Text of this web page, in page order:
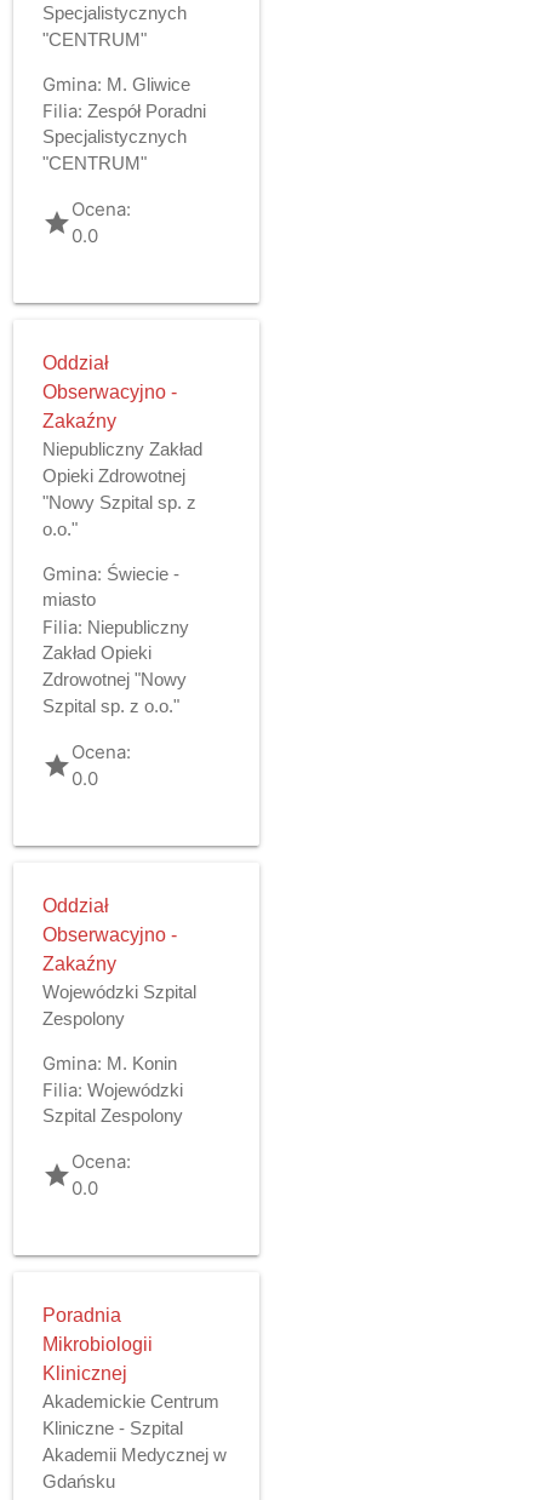
Specjalistycznych
"CENTRUM"
Gmina: M. Gliwice
Filia: Zespół Poradni
Specjalistycznych
"CENTRUM"
gradeOcena:
0.0
Oddział
Obserwacyjno -
Zakaźny
Niepubliczny Zakład
Opieki Zdrowotnej
"Nowy Szpital sp. z
o.o."
Gmina: Świecie -
miasto
Filia: Niepubliczny
Zakład Opieki
Zdrowotnej "Nowy
Szpital sp. z o.o."
gradeOcena:
0.0
Oddział
Obserwacyjno -
Zakaźny
Wojewódzki Szpital
Zespolony
Gmina: M. Konin
Filia: Wojewódzki
Szpital Zespolony
gradeOcena:
0.0
Poradnia
Mikrobiologii
Klinicznej
Akademickie Centrum
Kliniczne - Szpital
Akademii Medycznej w
Gdańsku